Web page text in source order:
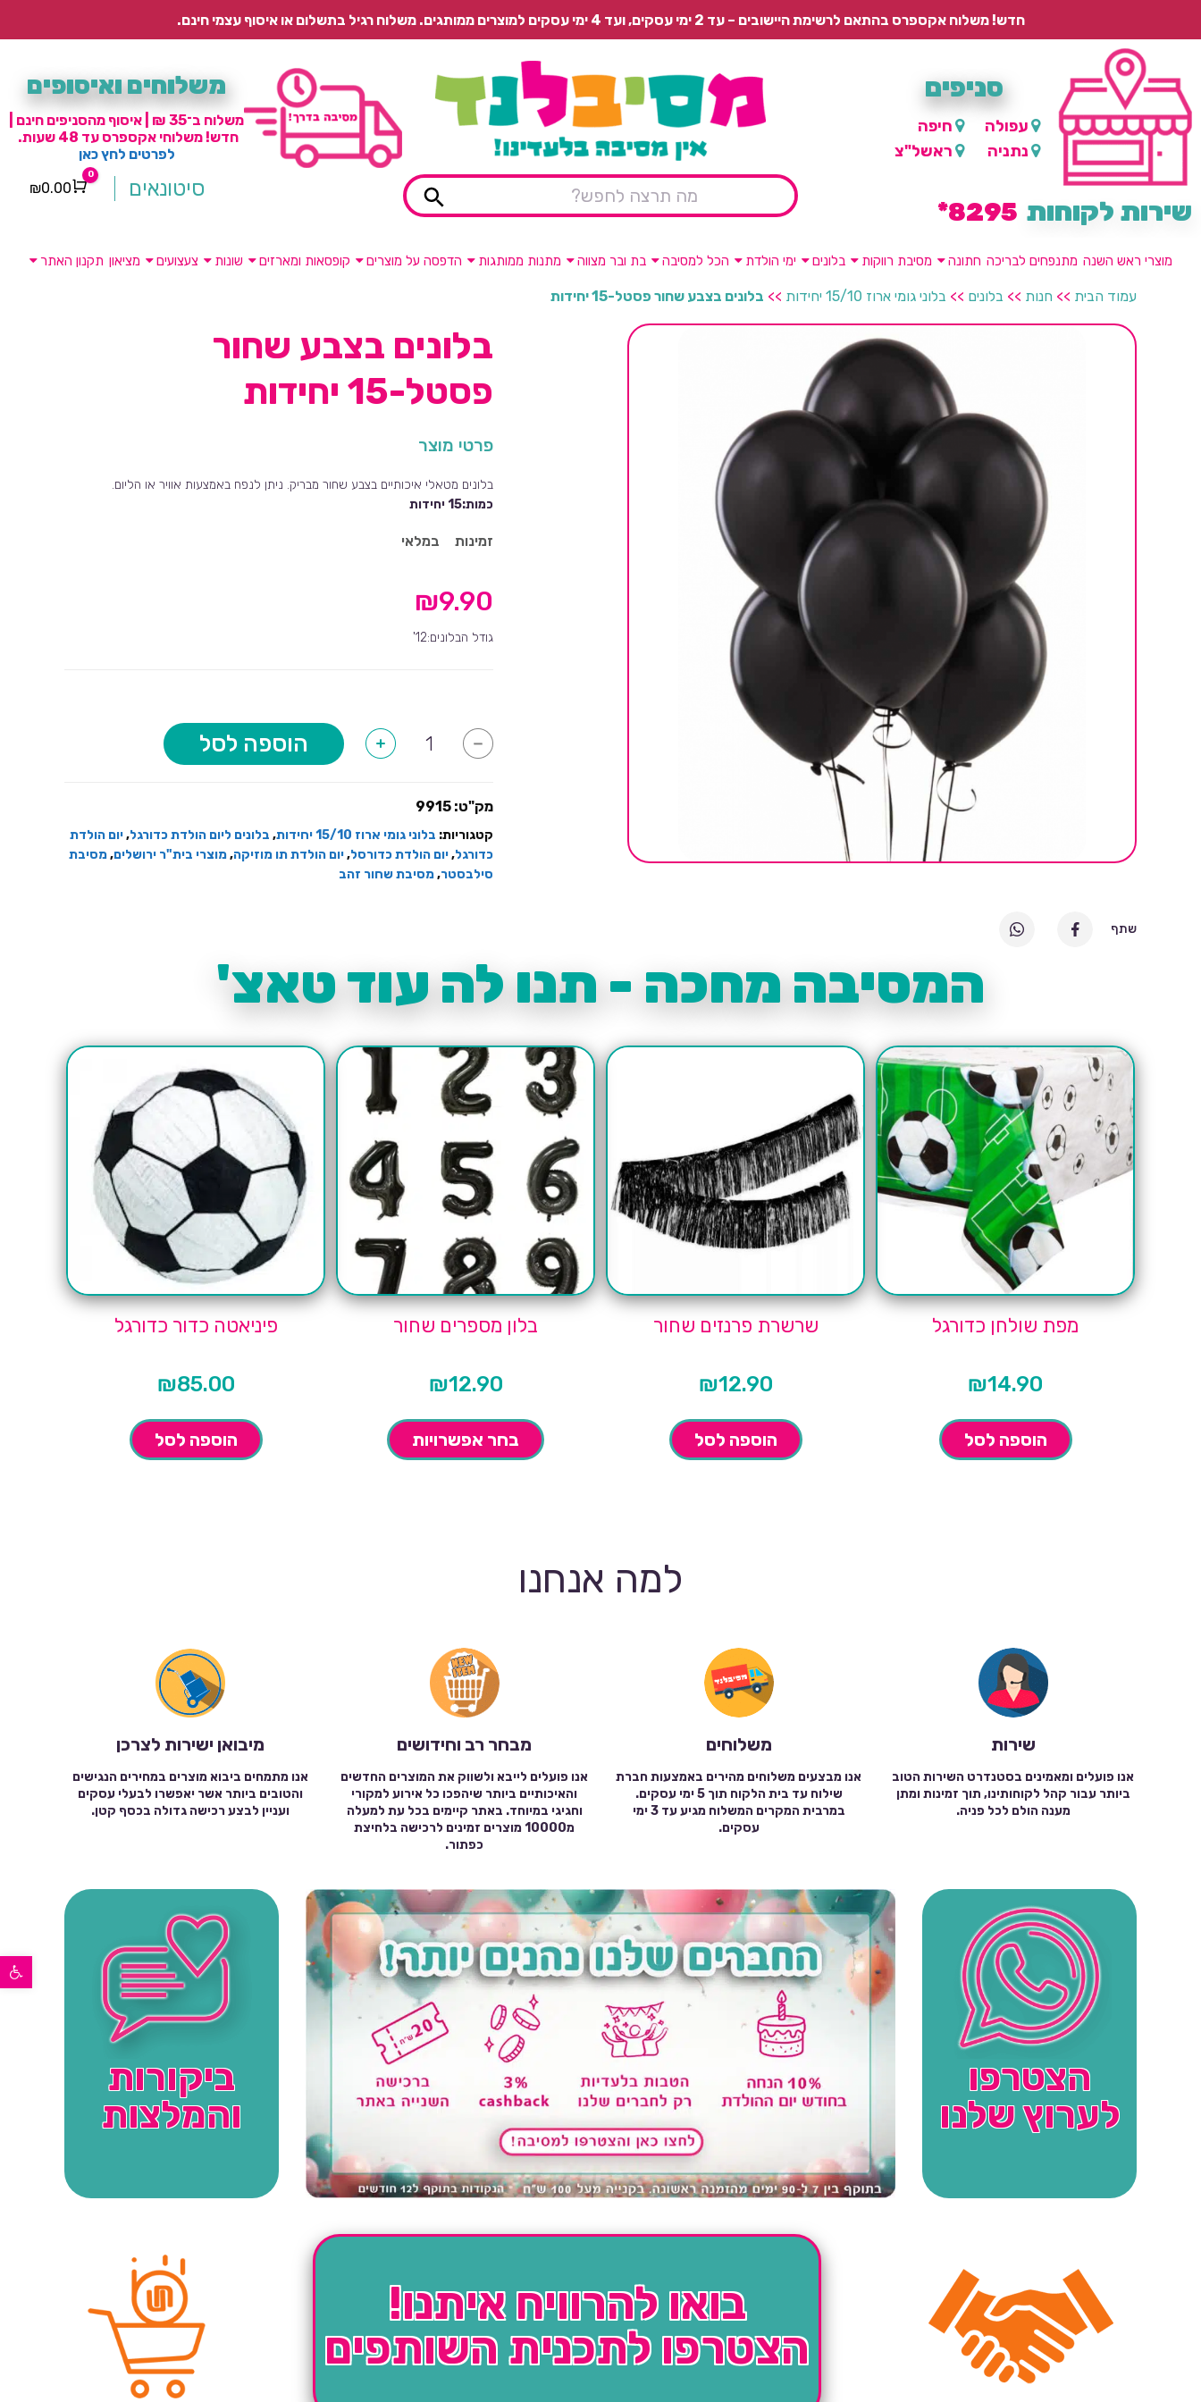
פתח סרגל נגישות
חדש! משלוח אקספרס בהתאם לרשימת היישובים – עד 2 ימי עסקים, ועד 4 ימי עסקים למוצרים ממותגים. משלוח רגיל בתשלום או איסוף עצמי חינם.
סניפים
עפולה
חיפה
נתניה
ראשל"צ
שירות לקוחות 8295*
משלוחים ואיסופים
משלוח ב־35 ₪ | איסוף מהסניפים חינם |
חדש! משלוחי אקספרס עד 48 שעות.
לפרטים לחץ כאן
סיטונאים Cart
0
₪0.00
מוצרי ראש השנה מתנפחים לבריכה חתונה מסיבת רווקות בלונים ימי הולדת הכל למסיבה בת ובר מצווה מתנות ממותגות הדפסה על מוצרים קופסאות ומארזים שונות צעצועים מציאון תקנון האתר
עמוד הבית >> חנות >> בלונים >> בלוני גומי ארוז 15/10 יחידות >> בלונים בצבע שחור פסטל-15 יחידות
שתף
בלונים בצבע שחור
פסטל-15 יחידות
פרטי מוצר
בלונים מטאלי איכותיים בצבע שחור מבריק. ניתן לנפח באמצעות אוויר או הליום.
כמות:15 יחידות
זמינות במלאי
₪9.90
גודל הבלונים:12'
-
של
פסטל-15
+ הוספה לסל
מק"ט: 9915
קטגוריות: בלוני גומי ארוז 15/10 יחידות , בלונים ליום הולדת כדורגל,יום הולדת
כדורגל,יום הולדת כדורסל,יום הולדת תו מוזיקה,מוצרי בית"ר ירושלים,מסיבת
סילבסטר,מסיבת שחור זהב
המסיבה מחכה - תנו לה עוד טאצ'
מפת שולחן כדורגל
₪14.90
הוספה לסל
שרשרת פרנזים שחור
₪12.90
הוספה לסל
בלון מספרים שחור
₪12.90
בחר אפשרויות
פיניאטה כדור כדורגל
₪85.00
הוספה לסל
למה אנחנו
שירות
אנו פועלים ומאמינים בסטנדרט השירות הטוב
ביותר עבור קהל לקוחותינו, תוך זמינות ומתן
מענה הולם לכל פניה.
משלוחים
אנו מבצעים משלוחים מהירים באמצעות חברת
שילוח עד בית הלקוח תוך 5 ימי עסקים.
במרבית המקרים המשלוח מגיע עד 3 ימי
עסקים.
מבחר רב וחידושים
אנו פועלים לייבא ולשווק את המוצרים החדשים
והאיכותיים ביותר שיהפכו כל אירוע למקורי
וחגיגי במיוחד. באתר קיימים בכל עת למעלה
מ10000 מוצרים זמינים לרכישה בלחיצת
כפתור.
מיבואן ישירות לצרכן
אנו מתמחים ביבוא מוצרים במחירים הנגישים
והטובים ביותר אשר יאפשרו לבעלי עסקים
ועניין לבצע רכישה גדולה בכסף קטן.
הצטרפו
לערוץ שלנו
ביקורות
והמלצות
בואו להרוויח איתנו!
הצטרפו לתכנית השותפים